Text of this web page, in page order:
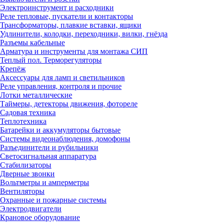
Электроинструмент и расходники
Реле тепловые, пускатели и контакторы
Трансформаторы, плавкие вставки, ящики
Удлинители, колодки, переходники, вилки, гнёзда
Разъемы кабельные
Арматура и инструменты для монтажа СИП
Теплый пол. Терморегуляторы
Крепёж
Аксессуары для ламп и светильников
Реле управления, контроля и прочие
Лотки металлические
Таймеры, детекторы движения, фотореле
Садовая техника
Теплотехника
Батарейки и аккумуляторы бытовые
Системы видеонаблюдения, домофоны
Разъединители и рубильники
Светосигнальная аппаратура
Стабилизаторы
Дверные звонки
Вольтметры и амперметры
Вентиляторы
Охранные и пожарные системы
Электродвигатели
Крановое оборудование